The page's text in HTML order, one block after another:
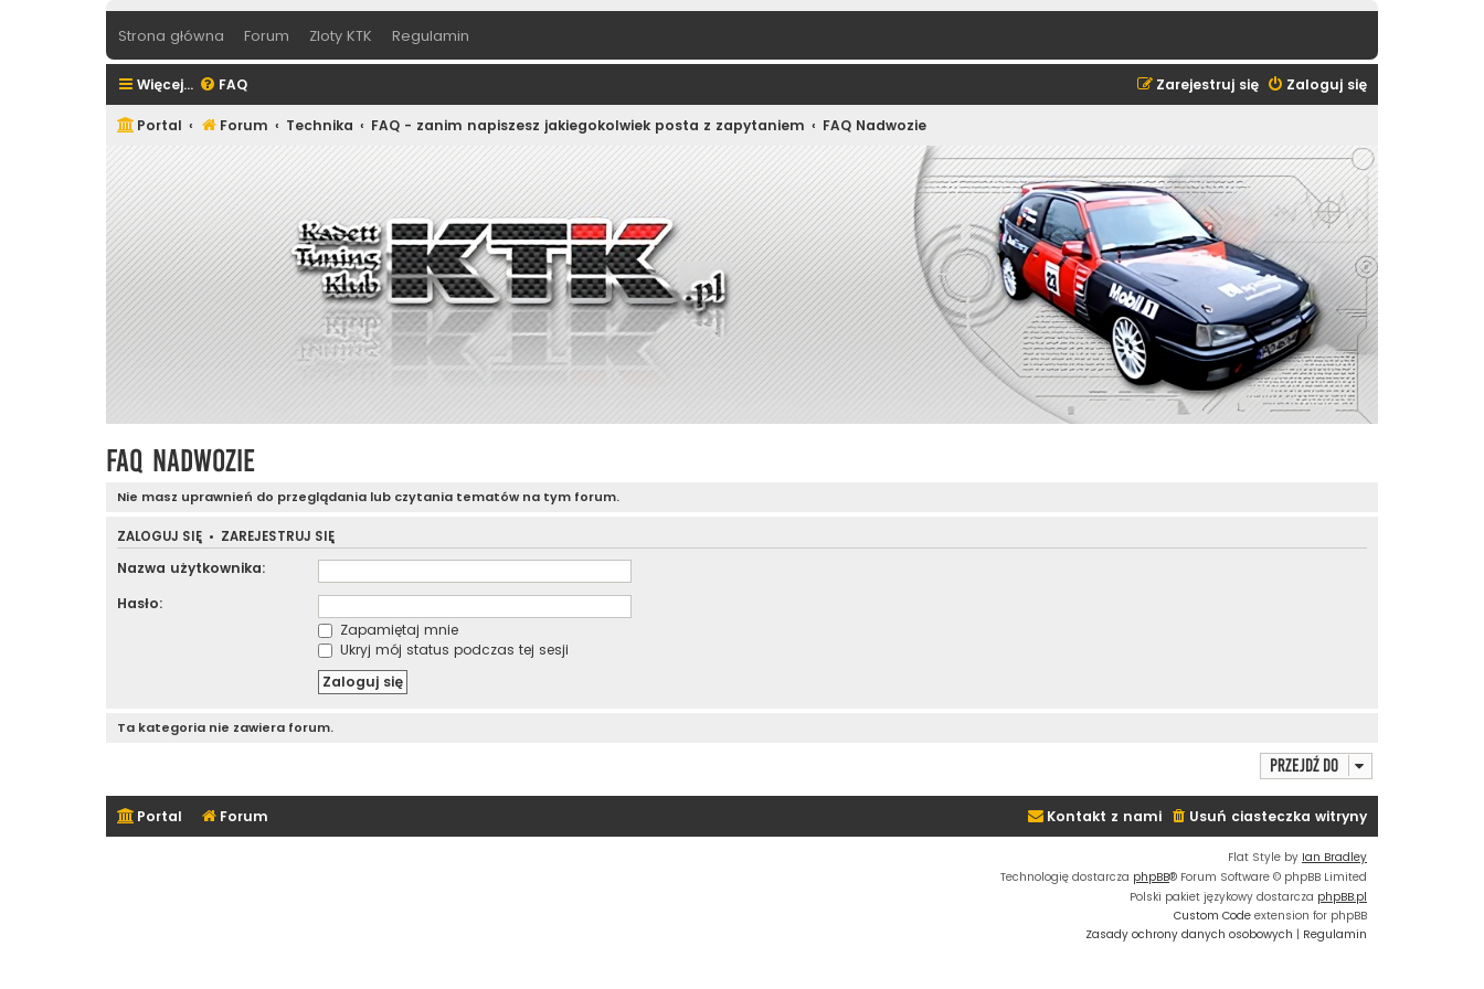
Strona główna Forum Zloty KTK Regulamin
Więcej… FAQ Zaloguj się
Zarejestruj się
Portal Forum Technika FAQ - zanim napiszesz jakiegokolwiek posta z zapytaniem FAQ Nadwozie
FAQ Nadwozie
Nie masz uprawnień do przeglądania lub czytania tematów na tym forum.
ZALOGUJ SIĘ • ZAREJESTRUJ SIĘ
Nazwa użytkownika:
Hasło:
Zapamiętaj mnie
Ukryj mój status podczas tej sesji
Ta kategoria nie zawiera forum.
Przejdź do
Portal Forum Usuń ciasteczka witryny
Kontakt z nami
Flat Style by Ian Bradley
Technologię dostarcza phpBB® Forum Software © phpBB Limited
Polski pakiet językowy dostarcza phpBB.pl
Custom Code extension for phpBB
Zasady ochrony danych osobowych | Regulamin